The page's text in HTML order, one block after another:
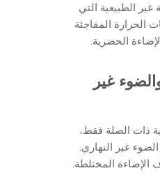
الطبيعية التي
الحرارة المفاجئة
غير
ذات الصلة فقط،
غير النهاري.
الإضاءة المختلطة.